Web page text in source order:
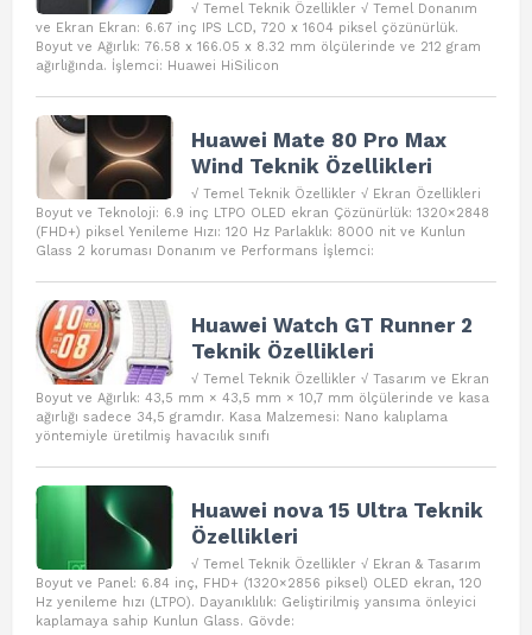
√ Temel Teknik Özellikler √ Temel Donanım
ve Ekran Ekran: 6.67 inç IPS LCD, 720 x 1604 piksel çözünürlük.
Boyut ve Ağırlık: 76.58 x 166.05 x 8.32 mm ölçülerinde ve 212 gram
ağırlığında. İşlemci: Huawei HiSilicon
Huawei Mate 80 Pro Max
Wind Teknik Özellikleri
√ Temel Teknik Özellikler √ Ekran Özellikleri
Boyut ve Teknoloji: 6.9 inç LTPO OLED ekran Çözünürlük: 1320×2848
(FHD+) piksel Yenileme Hızı: 120 Hz Parlaklık: 8000 nit ve Kunlun
Glass 2 koruması Donanım ve Performans İşlemci:
Huawei Watch GT Runner 2
Teknik Özellikleri
√ Temel Teknik Özellikler √ Tasarım ve Ekran
Boyut ve Ağırlık: 43,5 mm × 43,5 mm × 10,7 mm ölçülerinde ve kasa
ağırlığı sadece 34,5 gramdır. Kasa Malzemesi: Nano kalıplama
yöntemiyle üretilmiş havacılık sınıfı
Huawei nova 15 Ultra Teknik
Özellikleri
√ Temel Teknik Özellikler √ Ekran & Tasarım
Boyut ve Panel: 6.84 inç, FHD+ (1320×2856 piksel) OLED ekran, 120
Hz yenileme hızı (LTPO). Dayanıklılık: Geliştirilmiş yansıma önleyici
kaplamaya sahip Kunlun Glass. Gövde: